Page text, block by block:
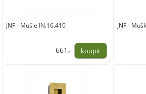
JNF - Mušle IN.16.410
661 ,-
JNF -